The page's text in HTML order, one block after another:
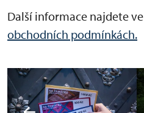
Další informace najdete ve
obchodních podmínkách.